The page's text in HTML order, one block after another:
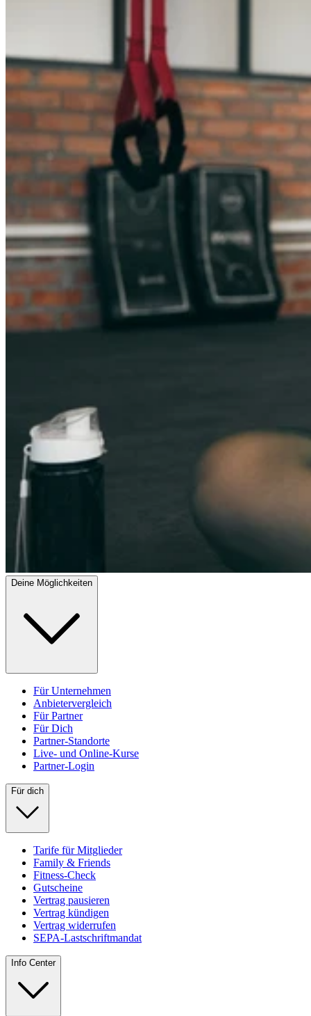
Deine Möglichkeiten
Für Unternehmen
Anbietervergleich
Für Partner
Für Dich
Partner-Standorte
Live- und Online-Kurse
Partner-Login
Für dich
Tarife für Mitglieder
Family & Friends
Fitness-Check
Gutscheine
Vertrag pausieren
Vertrag kündigen
Vertrag widerrufen
SEPA-Lastschriftmandat
Info Center